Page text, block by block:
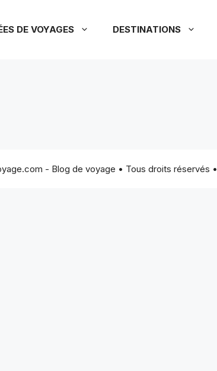
DE VOYAGES DESTINATIONS
- Blog de voyage • Tous droits réservés •